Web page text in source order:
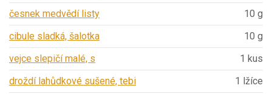
česnek medvědí listy
10 g
cibule sladká, šalotka
10 g
vejce slepičí malé, s
1 kus
droždí lahůdkové sušené, tebi
1 lžíce